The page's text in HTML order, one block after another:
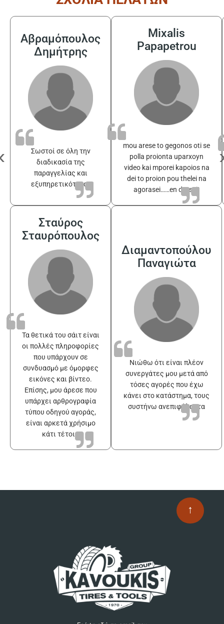
Αβραμόπουλος
Δημήτρης
Σωστοί σε όλη την
διαδικασία της
παραγγελίας και
εξυπηρετικότατοι
Mixalis
Papapetrou
mou arese to gegonos oti se
polla proionta uparxoyn
video kai mporei kapoios na
dei to proion pou thelei na
agorasei……en drasei!
Σταύρος
Σταυρόπουλος
Τα θετικά του σάιτ είναι
οι πολλές πληροφορίες
που υπάρχουν σε
συνδυασμό με όμορφες
εικόνες και βίντεο.
Επίσης, μου άρεσε που
υπάρχει αρθρογραφία
τύπου οδηγού αγοράς,
είναι αρκετά χρήσιμο
κάτι τέτοιο
Διαμαντοπούλου
Παναγιώτα
Νιώθω ότι είναι πλέον
συνεργάτες μου μετά από
τόσες αγορές που έχω
κάνει στο κατάστημα, τους
συστήνω ανεπιφύλακτα
↑